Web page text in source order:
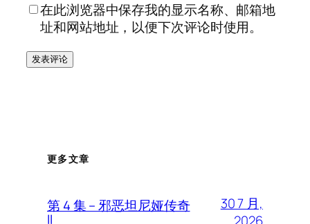
在此浏览器中保存我的显示名称、邮箱地
址和网站地址，以便下次评论时使用。
更多文章
第 4 集 – 邪恶坦尼娅传奇
II
30 7 月,